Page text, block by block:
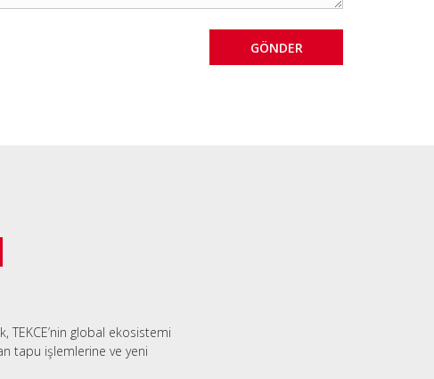
TEKCE’nin global ekosistemi
tapu işlemlerine ve yeni